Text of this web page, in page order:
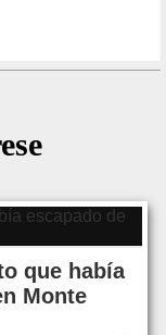
que había
Monte